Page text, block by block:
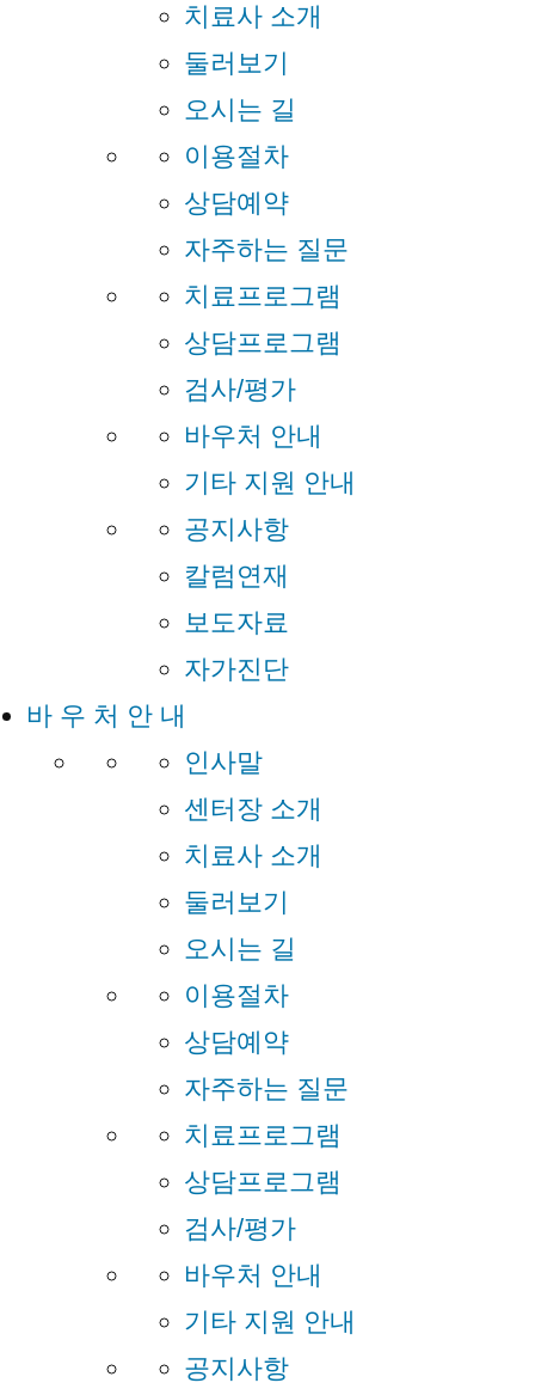
치료사 소개
둘러보기
오시는 길
이용절차
상담예약
자주하는 질문
치료프로그램
상담프로그램
검사/평가
바우처 안내
기타 지원 안내
공지사항
칼럼연재
보도자료
자가진단
바 우 처 안 내
인사말
센터장 소개
치료사 소개
둘러보기
오시는 길
이용절차
상담예약
자주하는 질문
치료프로그램
상담프로그램
검사/평가
바우처 안내
기타 지원 안내
공지사항